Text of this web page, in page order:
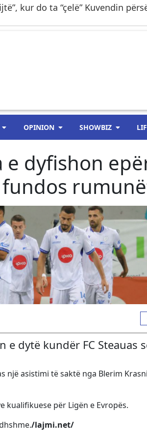
kur do ta “çelë” Kuvendin
OPINION SHOWBIZ
e dyfishon
dytë kundër FC Steauas
një asistimi të saktë nga Blerim
kualifikuese për Ligën e Evropës.
/lajmi.net/